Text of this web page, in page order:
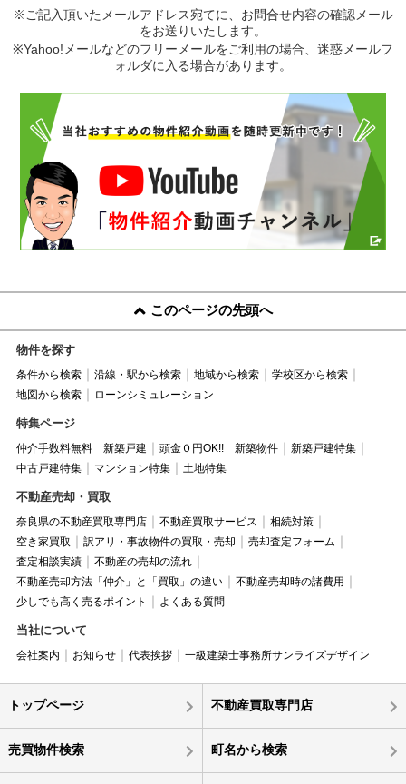
※ご記入頂いたメールアドレス宛てに、お問合せ内容の確認メール
をお送りいたします。
※Yahoo!メールなどのフリーメールをご利用の場合、迷惑メールフ
ォルダに入る場合があります。
このページの先頭へ
物件を探す
条件から検索 沿線・駅から検索 地域から検索
学校区から検索
地図から検索
ローンシミュレーション
特集ページ
仲介手数料無料 新築戸建 頭金０円OK!! 新築物件
新築戸建特集
中古戸建特集
マンション特集 土地特集
不動産売却・買取
奈良県の不動産買取専門店 不動産買取サービス
相続対策
空き家買取
訳アリ・事故物件の買取・売却
売却査定フォーム
査定相談実績
不動産の売却の流れ
不動産売却方法「仲介」と「買取」の違い
不動産売却時の諸費用
少しでも高く売るポイント
よくある質問
当社について
会社案内 お知らせ 代表挨拶 一級建築士事務所サンライズデザイン
トップページ 不動産買取専門店
売買物件検索 町名から検索